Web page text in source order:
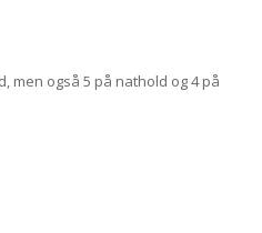
men også 5 på nathold og 4 på